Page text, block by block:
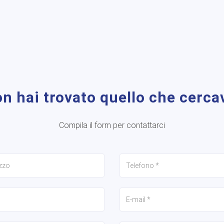
hai trovato quello che
Compila il form per contattarci